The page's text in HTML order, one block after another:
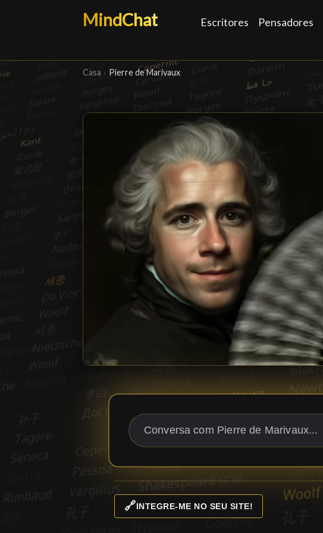
MindChat Escritores Pensadores
Casa › Pierre de Marivaux
🔗INTEGRE-ME NO SEU SITE!